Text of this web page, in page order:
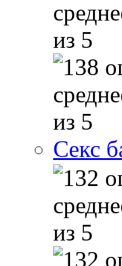
Секс